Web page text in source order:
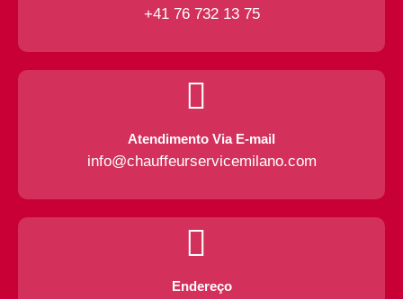
+41 76 732 13 75
Atendimento Via E-mail
info@chauffeurservicemilano.com
Endereço